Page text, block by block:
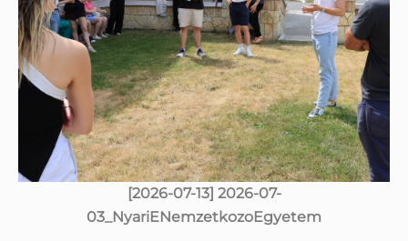
[2026-07-13] 2026-07-
03_NyariENemzetkozoEgyetem